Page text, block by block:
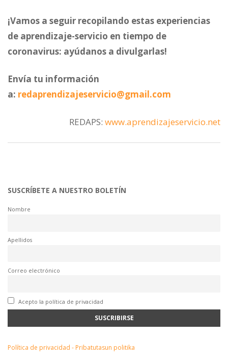
¡Vamos a seguir recopilando estas experiencias
de aprendizaje-servicio en tiempo de
coronavirus: ayúdanos a divulgarlas!
Envía tu información
a: redaprendizajeservicio@gmail.com
REDAPS: www.aprendizajeservicio.net
SUSCRÍBETE A NUESTRO BOLETÍN
Nombre
Apellidos
Correo electrónico
Acepto la política de privacidad
Política de privacidad - Pribatutasun politika